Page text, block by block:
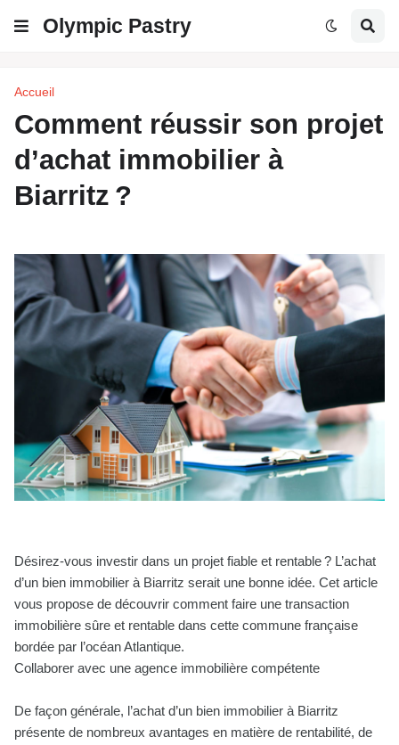
Olympic Pastry
Accueil
Comment réussir son projet
d’achat immobilier à
Biarritz ?
Désirez-vous investir dans un projet fiable et rentable ? L’achat
d’un bien immobilier à Biarritz serait une bonne idée. Cet article
vous propose de découvrir comment faire une transaction
immobilière sûre et rentable dans cette commune française
bordée par l’océan Atlantique.
Collaborer avec une agence immobilière compétente
De façon générale, l’achat d’un bien immobilier à Biarritz
présente de nombreux avantages en matière de rentabilité, de